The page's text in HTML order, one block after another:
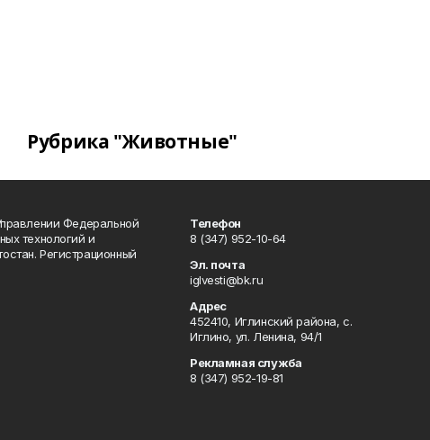
Рубрика "Животные"
Федеральной
технологий и
Регистрационный
Телефон
8 (347) 952-10-64
Эл. почта
iglvesti@bk.ru
Адрес
452410, Иглинский района, с.
Иглино, ул. Ленина, 94/1
Рекламная служба
8 (347) 952-19-81